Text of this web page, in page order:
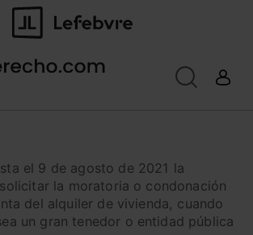
el 9 de agosto de 2021 la
la moratoria o condonación
del alquiler de vivienda, cuando
un gran tenedor o entidad pública